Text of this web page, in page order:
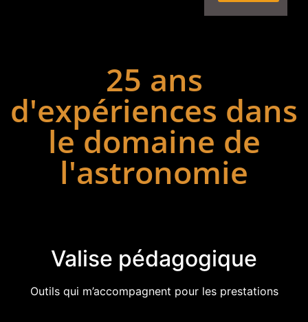
25 ans
d'expériences dans
le domaine de
l'astronomie
Valise pédagogique
Outils qui m’accompagnent pour les prestations